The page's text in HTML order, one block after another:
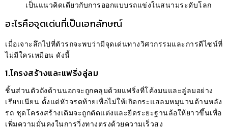
เป็นแนวคิดเดียวกับการออกแบบรถแข่งในสนามระดับโลก
อะไรคือจุดเด่นที่เป็นเอกลักษณ์
เมื่อเจาะลึกไปที่ตัวรถจะพบว่ามีจุดเด่นทางวิศวกรรมและการดีไซน์ที่
ไม่มีใครเหมือน ดังนี้
1.โครงสร้างและแฟริ่งลู่ลม
ชิ้นส่วนตัวถังด้านนอกจะถูกคลุมด้วยแฟริ่งที่โค้งมนและลู่ลมอย่าง
เรียบเนียน ตั้งแต่หัวจรดท้ายเพื่อไม่ให้เกิดกระแสลมหมุนวนด้านหลัง
รถ ชุดโครงสร้างเดิมจะถูกตัดแต่งและยืดระยะฐานล้อให้ยาวขึ้นเพื่อ
เพิ่มความมั่นคงในการวิ่งทางตรงด้วยความเร็วสูง